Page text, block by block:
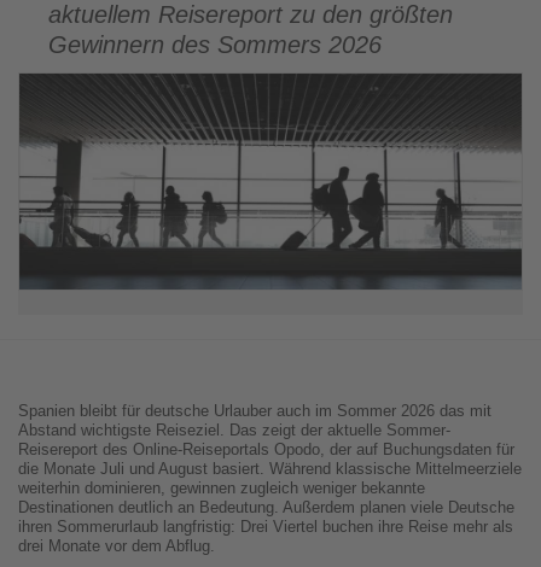
aktuellem Reisereport zu den größten
Gewinnern des Sommers 2026
Spanien bleibt für deutsche Urlauber auch im Sommer 2026 das mit
Abstand wichtigste Reiseziel. Das zeigt der aktuelle Sommer-
Reisereport des Online-Reiseportals Opodo, der auf Buchungsdaten für
die Monate Juli und August basiert. Während klassische Mittelmeerziele
weiterhin dominieren, gewinnen zugleich weniger bekannte
Destinationen deutlich an Bedeutung. Außerdem planen viele Deutsche
ihren Sommerurlaub langfristig: Drei Viertel buchen ihre Reise mehr als
drei Monate vor dem Abflug.